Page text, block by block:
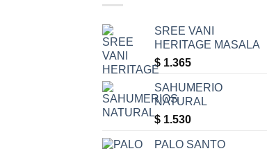
SREE VANI
HERITAGE MASALA
$ 1.365
SAHUMERIO
NATURAL
$ 1.530
PALO SANTO